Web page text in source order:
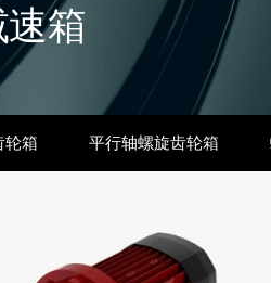
速箱
轮箱 平行轴螺旋齿轮箱